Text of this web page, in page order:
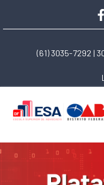
(61) 3035-7292 |